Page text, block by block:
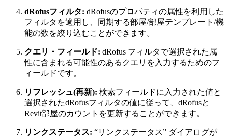
dRofusフィルタ: dRofusのプロパティの属性を利用した
フィルタを適用し、同期する部屋/部屋テンプレート/機
能の数を絞り込むことができます。
クエリ・フィールド: dRofus フィルタで選択された属
性に含まれる可能性のあるクエリを入力するためのフ
ィールドです。
リフレッシュ(再新): 検索フィールドに入力された値と
選択されたdRofusフィルタの値に従って、dRofusと
Revit部屋のカウントを更新することができます。
リンクステータス: “リンクステータス” ダイアログが